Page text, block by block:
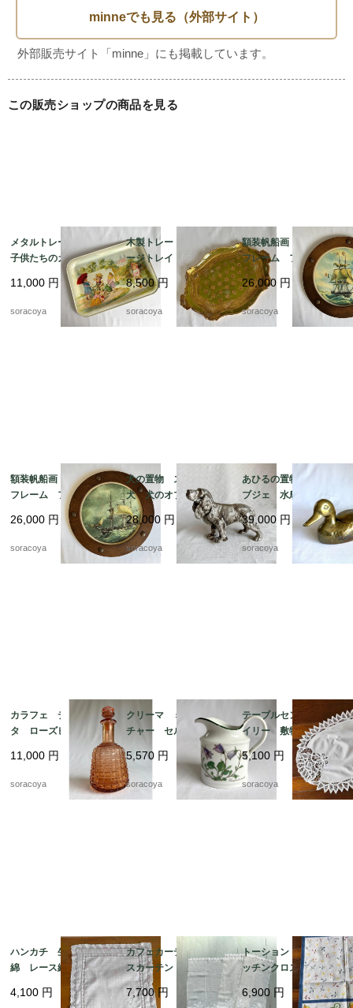
この販売ショップの商品を見る
メタルトレー 大型
子供たちのガーデニン
グ 植え込み お庭ジ
ョーロ花籠 19kwm75
11,000 円
soracoya
木製トレー ヴィンテ
ージトレイ イタリア
ン工芸 取っ手付き
ゴールドグリーン 19ot
m5
8,500円
soracoya
額装帆船画 木製丸型
フレーム フランス
マリン 晴天 航海 19
otm18-2
26,000 円
soracoya
額装帆船画 木製丸型
フレーム フランス
マリン 荒天 航海 1
9otm18-1
26,000 円
soracoya
犬の置物 スパニエル
犬 犬のオブジェ 猟
犬 メタルオブジェ 19
otk30
28,000 円
soracoya
あひるの置物 真鍮オ
ブジェ 水鳥 小物入
れ 19otｍ14-5
39,000 円
soracoya
カラフェ デキャン
タ ローズピンク アー
ルデコ 水差し 19tw
m16
11,000 円
soracoya
クリーマ ミルクピッ
チャー セルトマンヴ
ァイデン ババリア 1
2kwew13
5,570 円
soracoya
テーブルセンター ド
イリー 敷物 レース
リネン オーバル型 12
clec3
5,100 円
soracoya
ハンカチ 生成り色木
綿 レース縁取り 白
糸刺繍 ティーナプキ
ン 19cld37
4,100 円
カフェカーテン レー
スカーテン とんぼ刺
繍 ２枚組 12cleh22
7,700円
トーション ２枚組 キ
ッチンクロス テーブ
ルマット イタリア
製 レトロ カラフル
6,900 円